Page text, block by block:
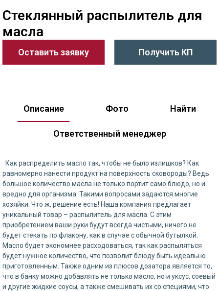
Стеклянный распылитель для
масла
Оставить заявку Получить КП
Описание Фото Найти
Ответственный менеджер
Как распределить масло так, чтобы не было излишков? Как
равномерно нанести продукт на поверхность сковороды? Ведь
большое количество масла не только портит само блюдо, но и
вредно для организма. Такими вопросами задаются многие
хозяйки. Что ж, решение есть! Наша компания предлагает
уникальный товар – распылитель для масла. С этим
приобретением ваши руки будут всегда чистыми, ничего не
будет стекать по флакону, как в случае с обычной бутылкой.
Масло будет экономнее расходоваться, так как распыляться
будет нужное количество, что позволит блюду быть идеально
приготовленным. Также одним из плюсов дозатора является то,
что в банку можно добавлять не только масло, но и уксус, соевый
и другие жидкие соусы, а также смешивать их со специями, что